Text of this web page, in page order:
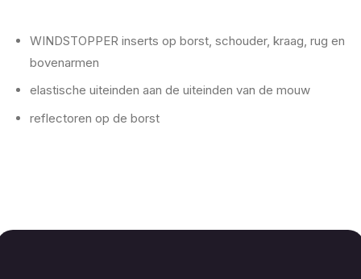
WINDSTOPPER inserts op borst, schouder, kraag, rug en
bovenarmen
elastische uiteinden aan de uiteinden van de mouw
reflectoren op de borst